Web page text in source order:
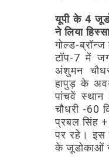
यूपी के4
नेलिया
गोल्ड-ब्रॉन्ज
टॉप-7 में
अंशुमन
हापुड़ के
पांचवें स्थान
चौधरी -60
प्रबल सिंह
पर रहे। इस
केजूडोकाओं